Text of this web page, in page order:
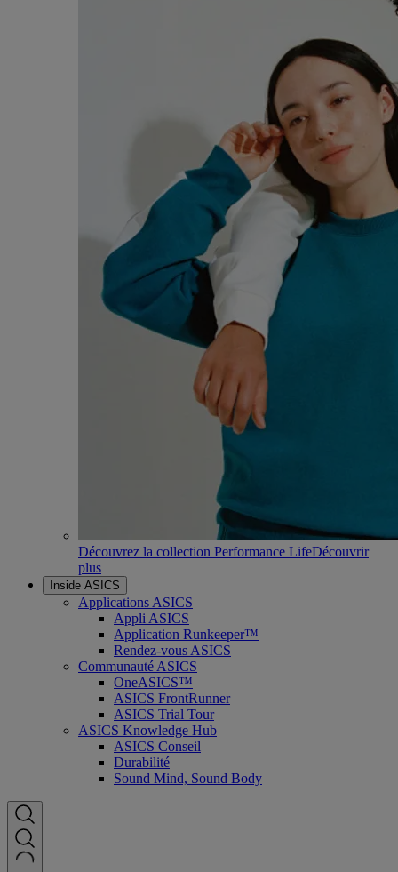
Découvrez la collection Performance LifeDécouvrir
plus
Inside ASICS
Applications ASICS
Appli ASICS
Application Runkeeper™
Rendez-vous ASICS
Communauté ASICS
OneASICS™
ASICS FrontRunner
ASICS Trial Tour
ASICS Knowledge Hub
ASICS Conseil
Durabilité
Sound Mind, Sound Body